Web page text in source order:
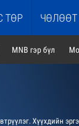
ТӨР ЧӨЛӨӨТ
MNB гэр бүл
миний сонголт”: Холимог тулаанаар хичээллэж байгаа охид хөвгүүдийн төлөөлөлтэй